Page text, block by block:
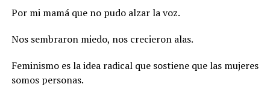
Por mi mamá que no pudo alzar la voz.
Nos sembraron miedo, nos crecieron alas.
Feminismo es la idea radical que sostiene que las mujeres
somos personas.